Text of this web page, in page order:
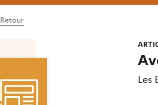
Retour
Les